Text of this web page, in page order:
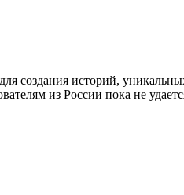
создания историй,
из России пока не